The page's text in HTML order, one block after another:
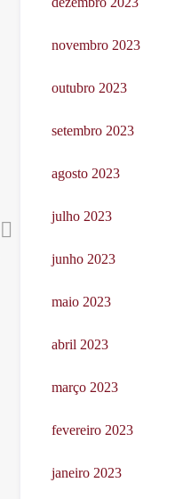
novembro 2023
outubro 2023
setembro 2023
agosto 2023
julho 2023
junho 2023
maio 2023
abril 2023
março 2023
fevereiro 2023
janeiro 2023